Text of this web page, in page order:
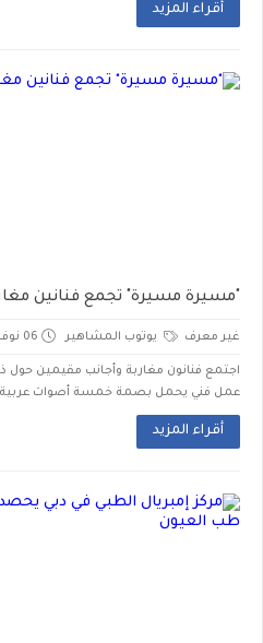
أقراء المزيد
"مسيرة مسيرة" تجمع فنانين
غير معرف يوتوب المشاهير 06 نوفمبر 2017
اجتمع فنانون مغاربة وأجانب مقيمين
عمل فني يحمل بصمة خمسة أصوات عربية
أقراء المزيد